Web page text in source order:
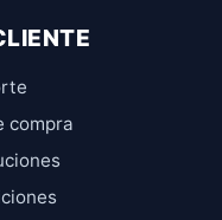
compra